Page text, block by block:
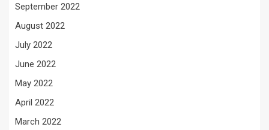
September 2022
August 2022
July 2022
June 2022
May 2022
April 2022
March 2022